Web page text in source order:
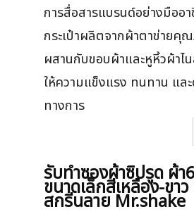
การสื่อสารแบรนด์อย่างมืออ
กระเป๋าผลิตจากผ้าตาข่ายคุ
ผสานกับขอบผ้าและหูหิ้วผ้าไ
ให้ความแข็งแรง ทนทาน แล
ทางการ
รับทำซองผ้าซิปรูด ผ้า
ขนาดเล็กสีเหลือง-ขา
สกรีนลาย Mr.shake